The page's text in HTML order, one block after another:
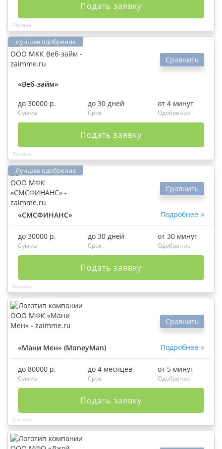
Подать заявку
«Веб-займ»
Сравнить
до 30000 р.
Сумма
до 30 дней
Срок
от 4 минут
Одобрение
Подать заявку
«СМСФИНАНС» Подробнее
Сравнить
до 30000 р.
Сумма
до 30 дней
Срок
от 30 минут
Одобрение
Подать заявку
«Мани Мен» (MoneyMan) Подробнее
Сравнить
до 80000 р.
Сумма
до 4 месяцев
Срок
от 5 минут
Одобрение
Подать заявку